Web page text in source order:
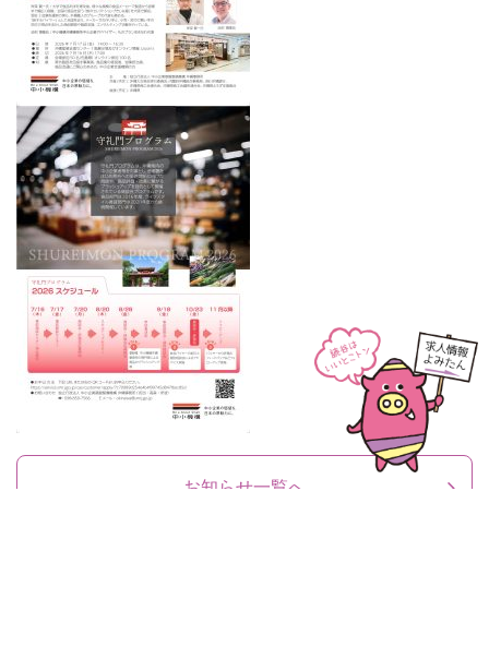
お知らせ一覧へ